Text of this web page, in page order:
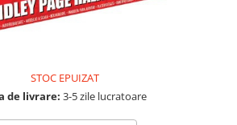
STOC EPUIZAT
de livrare: 3-5 zile lucratoare